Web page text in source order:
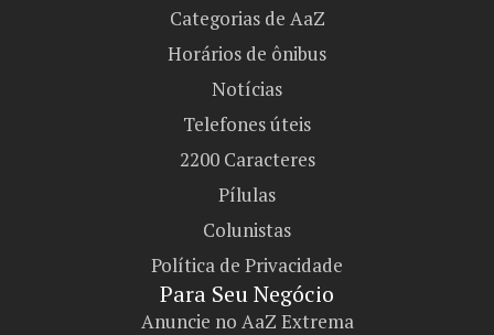
Categorias de AaZ
Horários de ônibus
Notícias
Telefones úteis
2200 Caracteres
Pílulas
Colunistas
Política de Privacidade
Para Seu Negócio​
Anuncie no AaZ Extrema